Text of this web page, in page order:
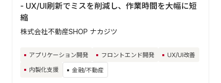
- UX/UI刷新でミスを削減し、作業時間を大幅に短
縮
株式会社不動産SHOP ナカジツ
アプリケーション開発 フロントエンド開発
UX/UI改善
内製化支援
金融/不動産